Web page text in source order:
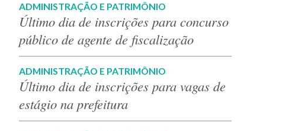
ADMINISTRAÇÃO E PATRIMÔNIO
Último dia de inscrições para concurso
público de agente de fiscalização
ADMINISTRAÇÃO E PATRIMÔNIO
Último dia de inscrições para vagas de
estágio na prefeitura